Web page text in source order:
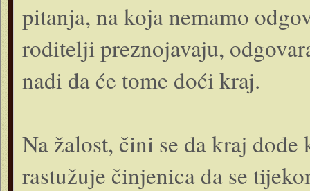
pitanja, na koja nemamo
roditelji preznojavaju,
nadi da će tome doći kraj.
Na žalost, čini se da kraj
rastužuje činjenica da se